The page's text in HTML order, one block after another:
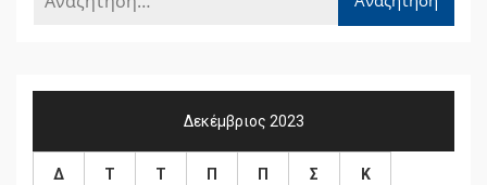
Δεκέμβριος 2023
Δ Τ Τ Π Π Σ Κ